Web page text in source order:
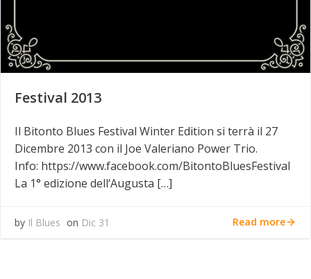
Festival 2013
Il Bitonto Blues Festival Winter Edition si terrà il 27
Dicembre 2013 con il Joe Valeriano Power Trio.
Info: https://www.facebook.com/BitontoBluesFestival
La 1° edizione dell‘Augusta […]
by Il Blues on Dic 31 Read more